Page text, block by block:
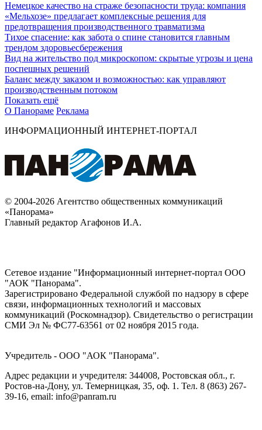
Немецкое качество на страже безопасности труда: компания
«Мельхозе» предлагает комплексные решения для
предотвращения производственного травматизма
Тихое спасение: как забота о спине становится главным
трендом здоровьесбережения
Вид на жительство под микроскопом: скрытые угрозы и цена
поспешных решений
Баланс между заказом и возможностью: как управляют
производственным потоком
Показать ещё
О Панораме Реклама
ИНФОРМАЦИОННЫЙ ИНТЕРНЕТ-ПОРТАЛ
© 2004-2026 Агентство общественных коммуникаций
«Панорама»
Главный редактор Агафонов И.А.
Сетевое издание "Информационный интернет-портал ООО
"АОК "Панорама".
Зарегистрировано Федеральной службой по надзору в сфере
связи, информационных технологий и массовых
коммуникаций (Роскомнадзор). Cвидетельство о регистрации
СМИ Эл № ФС77-63561 от 02 ноября 2015 года.
Учредитель - ООО "АОК "Панорама".
Адрес редакции и учредителя: 344008, Ростовская обл., г.
Ростов-на-Дону, ул. Темерницкая, 35, оф. 1. Тел. 8 (863) 267-
39-16, email: info@panram.ru